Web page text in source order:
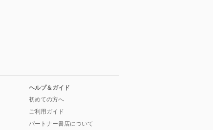
ヘルプ＆ガイド
初めての方へ
ご利用ガイド
パートナー書店について